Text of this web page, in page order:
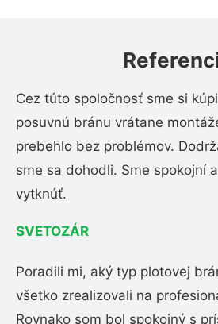
Cez túto spoločnosť sme si
posuvnú bránu vrátane
prebehlo bez problémov.
sme sa dohodli. Sme spokojní
vytknúť.
SVETOZÁR
Poradili mi, aký typ plotovej
všetko zrealizovali na
Rovnako som bol spokojný s